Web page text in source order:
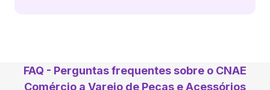
FAQ - Perguntas frequentes sobre o CNAE
Comércio a Varejo de Peças e Acessórios